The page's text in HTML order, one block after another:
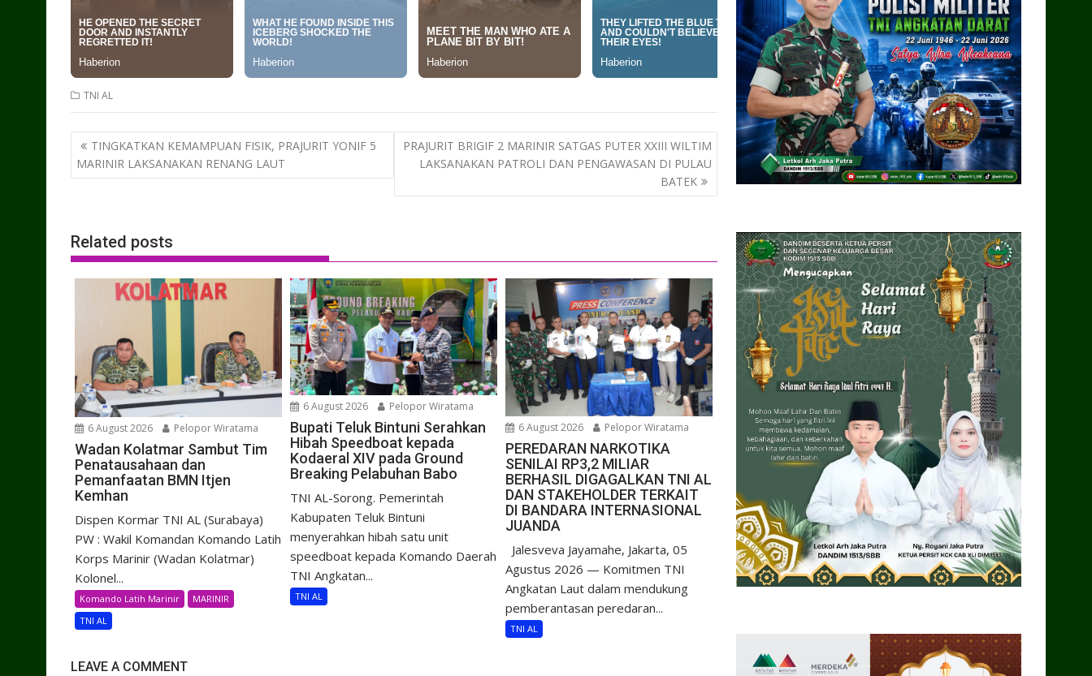
TNI AL
Post
navigation
TINGKATKAN KEMAMPUAN FISIK, PRAJURIT YONIF 5
MARINIR LAKSANAKAN RENANG LAUT
PRAJURIT BRIGIF 2 MARINIR SATGAS PUTER XXIII WILTIM
LAKSANAKAN PATROLI DAN PENGAWASAN DI PULAU
BATEK
Related posts
6 August 2026 Pelopor Wiratama
Wadan Kolatmar Sambut Tim
Penatausahaan dan
Pemanfaatan BMN Itjen
Kemhan
Dispen Kormar TNI AL (Surabaya)
PW : Wakil Komandan Komando Latih
Korps Marinir (Wadan Kolatmar)
Kolonel...
Komando Latih Marinir
MARINIR
TNI AL
6 August 2026 Pelopor Wiratama
Bupati Teluk Bintuni Serahkan
Hibah Speedboat kepada
Kodaeral XIV pada Ground
Breaking Pelabuhan Babo
TNI AL-Sorong. Pemerintah
Kabupaten Teluk Bintuni
menyerahkan hibah satu unit
speedboat kepada Komando Daerah
TNI Angkatan...
TNI AL
6 August 2026 Pelopor Wiratama
PEREDARAN NARKOTIKA
SENILAI RP3,2 MILIAR
BERHASIL DIGAGALKAN TNI AL
DAN STAKEHOLDER TERKAIT
DI BANDARA INTERNASIONAL
JUANDA
Jalesveva Jayamahe, Jakarta, 05
Agustus 2026 — Komitmen TNI
Angkatan Laut dalam mendukung
pemberantasan peredaran...
TNI AL
LEAVE A COMMENT